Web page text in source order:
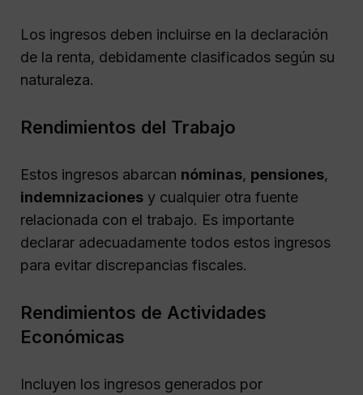
Los ingresos deben incluirse en la declaración
de la renta, debidamente clasificados según su
naturaleza.
Rendimientos del Trabajo
Estos ingresos abarcan nóminas, pensiones,
indemnizaciones y cualquier otra fuente
relacionada con el trabajo. Es importante
declarar adecuadamente todos estos ingresos
para evitar discrepancias fiscales.
Rendimientos de Actividades
Económicas
Incluyen los ingresos generados por